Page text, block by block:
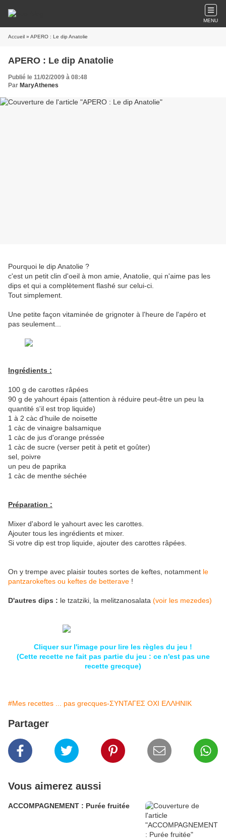
MENU
Accueil » APERO : Le dip Anatolie
APERO : Le dip Anatolie
Publié le 11/02/2009 à 08:48
Par MaryAthenes
Pourquoi le dip Anatolie ?
c'est un petit clin d'oeil à mon amie, Anatolie, qui n'aime pas les
dips et qui a complètement flashé sur celui-ci.
Tout simplement.
Une petite façon vitaminée de grignoter à l'heure de l'apéro et
pas seulement...
Ingrédients :
100 g de carottes râpées
90 g de yahourt épais (attention à réduire peut-être un peu la
quantité s'il est trop liquide)
1 à 2 càc d'huile de noisette
1 càc de vinaigre balsamique
1 càc de jus d'orange préssée
1 càc de sucre (verser petit à petit et goûter)
sel, poivre
un peu de paprika
1 càc de menthe séchée
Préparation :
Mixer d'abord le yahourt avec les carottes.
Ajouter tous les ingrédients et mixer.
Si votre dip est trop liquide, ajouter des carottes râpées.
On y trempe avec plaisir toutes sortes de keftes, notamment le
pantzarokeftes ou keftes de betterave !
D'autres dips : le tzatziki, la melitzanosalata (voir les mezedes)
Cliquer sur l'image pour lire les règles du jeu !
(Cette recette ne fait pas partie du jeu : ce n'est pas une
recette grecque)
#Mes recettes ... pas grecques-ΣΥΝΤΑΓΕΣ ΟΧΙ ΕΛΛΗΝΙΚ
Partager
Vous aimerez aussi
ACCOMPAGNEMENT : Purée fruitée